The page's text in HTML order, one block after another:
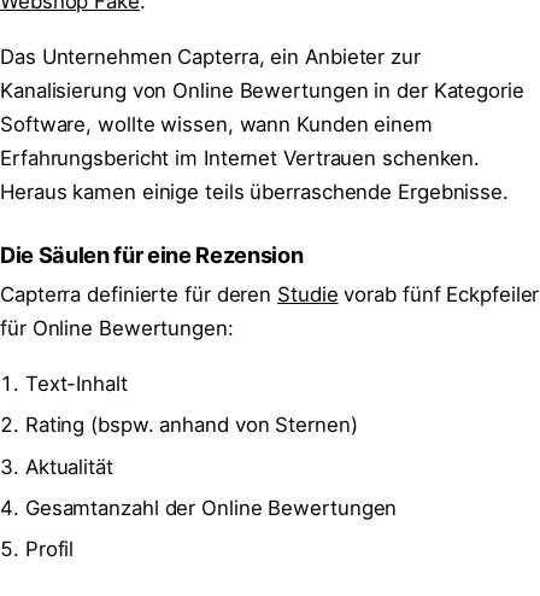
Das Unternehmen Capterra, ein Anbieter zur
Kanalisierung von Online Bewertungen in der Kategorie
Software, wollte wissen, wann Kunden einem
Erfahrungsbericht im Internet Vertrauen schenken.
Heraus kamen einige teils überraschende Ergebnisse.
Die Säulen für eine Rezension
Capterra definierte für deren Studie vorab fünf Eckpfeiler
für Online Bewertungen:
Text-Inhalt
Rating (bspw. anhand von Sternen)
Aktualität
Gesamtanzahl der Online Bewertungen
Profil